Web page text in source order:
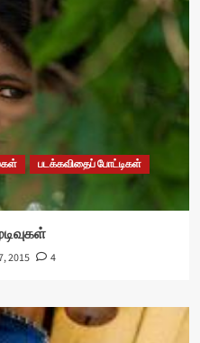
படக்கவிதைப் போட்டிகள்
2015 4